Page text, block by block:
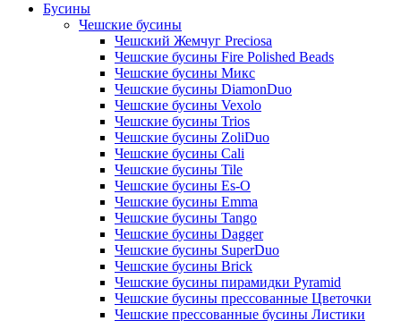
Бусины
Чешские бусины
Чешский Жемчуг Preciosa
Чешские бусины Fire Polished Beads
Чешские бусины Микс
Чешские бусины DiamonDuo
Чешские бусины Vexolo
Чешские бусины Trios
Чешские бусины ZoliDuo
Чешские бусины Cali
Чешские бусины Tile
Чешские бусины Es-O
Чешские бусины Emma
Чешские бусины Tango
Чешские бусины Dagger
Чешские бусины SuperDuo
Чешские бусины Brick
Чешские бусины пирамидки Pyramid
Чешские бусины прессованные Цветочки
Чешские прессованные бусины Листики